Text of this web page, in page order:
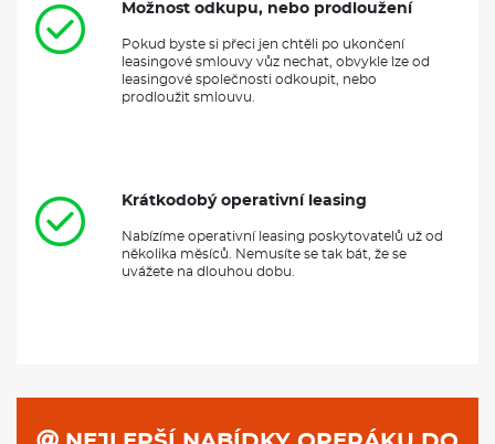
Možnost odkupu, nebo prodloužení
Pokud byste si přeci jen chtěli po ukončení
leasingové smlouvy vůz nechat, obvykle lze od
leasingové společnosti odkoupit, nebo
prodloužit smlouvu.
Krátkodobý operativní leasing
Nabízíme operativní leasing poskytovatelů už od
několika měsíců. Nemusíte se tak bát, že se
uvážete na dlouhou dobu.